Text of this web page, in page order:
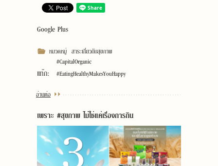
Google Plus
หมวดหมู่ สาระเกี่ยวกับสุขภาพ
แท๊ก:
#CapitalOrganic
#EatingHealthyMakesYouHappy
อ่านต่อ
เพราะ #สุขภาพ ไม่ใช่แค่เรื่องการกิน